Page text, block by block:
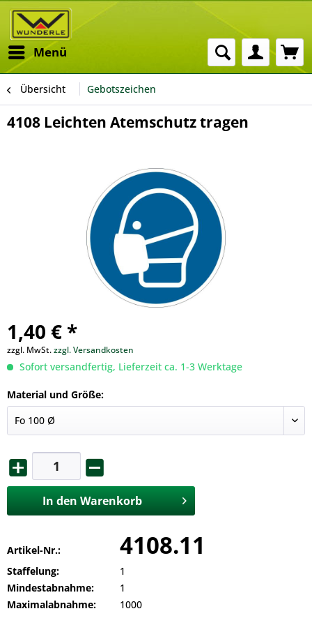
Menü
Übersicht Gebotszeichen
4108 Leichten Atemschutz tragen
1,40 € *
zzgl. MwSt.zzgl. Versandkosten
Sofort versandfertig, Lieferzeit ca. 1-3 Werktage
Material und Größe:
In den Warenkorb
Artikel-Nr.: 4108.11
Staffelung:
1
Mindestabnahme:
1
Maximalabnahme:
1000